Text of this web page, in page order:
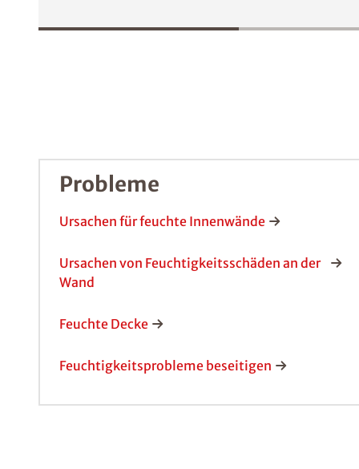
Probleme
Ursachen für feuchte Innenwände
Ursachen von Feuchtigkeitsschäden an der
Wand
Feuchte Decke
Feuchtigkeitsprobleme beseitigen